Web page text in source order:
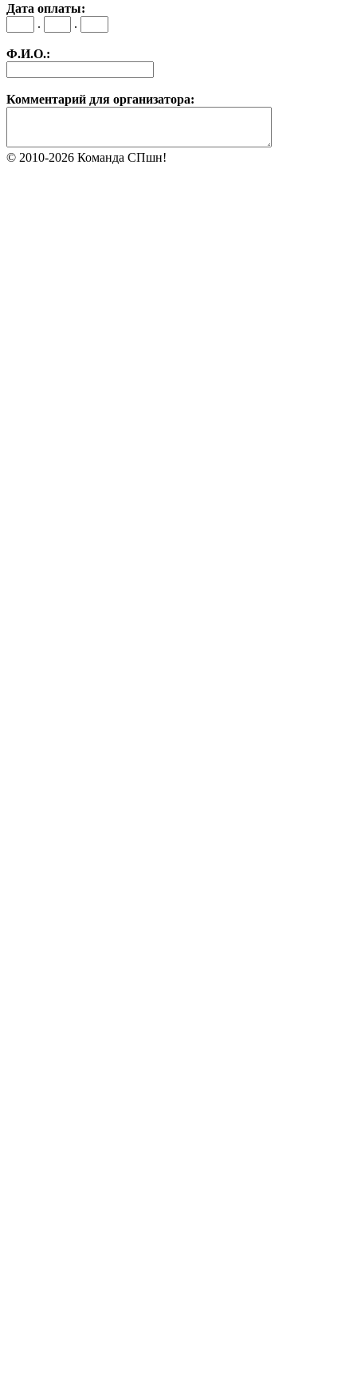
Дата оплаты:
.
.
Ф.И.О.:
Комментарий для организатора:
© 2010-2026 Команда СПшн!